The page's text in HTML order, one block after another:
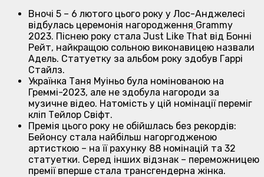
Вночі 5 – 6 лютого цього року у Лос-Анджелесі
відбулась церемонія нагородження Grammy
2023. Піснею року стала Just Like That від Бонні
Рейт, найкращою сольною виконавицею назвали
Адель. Статуетку за альбом року здобув Гаррі
Стайлз.
Українка Таня Муіньо була номінованою на
Греммі-2023, але не здобула нагороди за
музичне відео. Натомість у цій номінації переміг
кліп Тейлор Свіфт.
Премія цього року не обійшлась без рекордів:
Бейонсу стала найбiльш нагоргодженою
артисткою – на її рахунку 88 номінацій та 32
статуетки. Серед інших відзнак – переможницею
премії вперше стала трансгендерна жінка.